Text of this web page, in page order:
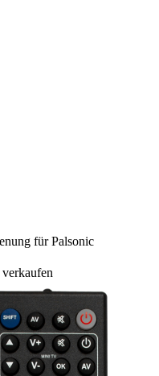
für Palsonic